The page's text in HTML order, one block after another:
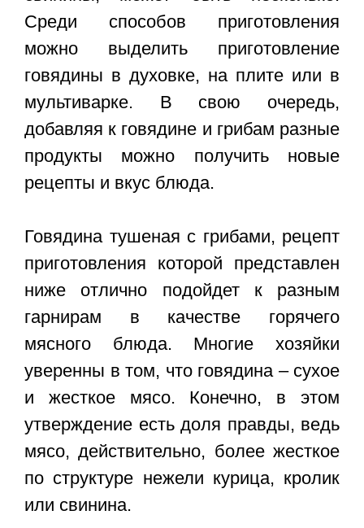
Среди способов приготовления
можно выделить приготовление
говядины в духовке, на плите или в
мультиварке. В свою очередь,
добавляя к говядине и грибам разные
продукты можно получить новые
рецепты и вкус блюда.
Говядина тушеная с грибами, рецепт
приготовления которой представлен
ниже отлично подойдет к разным
гарнирам в качестве горячего
мясного блюда. Многие хозяйки
уверенны в том, что говядина – сухое
и жесткое мясо. Конечно, в этом
утверждение есть доля правды, ведь
мясо, действительно, более жесткое
по структуре нежели курица, кролик
или свинина.